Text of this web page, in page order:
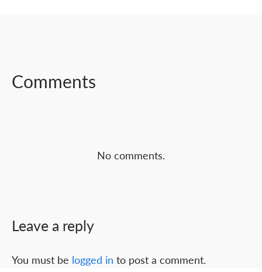
Comments
No comments.
Leave a reply
You must be logged in to post a comment.